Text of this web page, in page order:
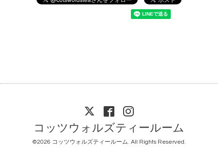
コッツウォルズティールーム
©2026 コッツウォルズティールーム . All Rights Reserved.